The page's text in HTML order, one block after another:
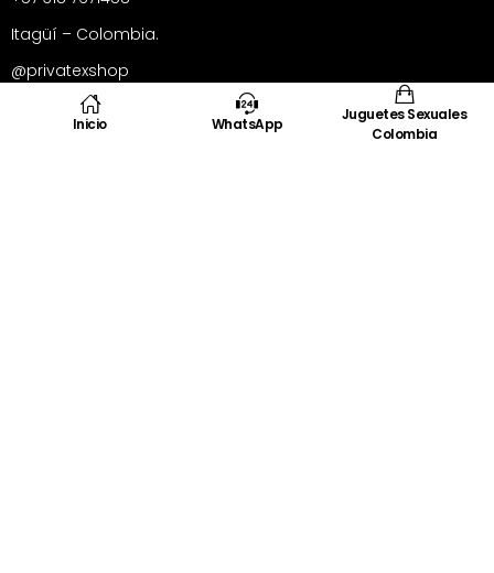
Inicio WhatsApp
Juguetes Sexuales
Colombia
Itagüí – Colombia.
@privatexshop
Info@privatexshop.com